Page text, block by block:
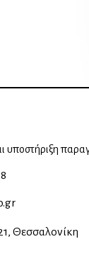
υποστήριξη
Θεσσαλονίκη